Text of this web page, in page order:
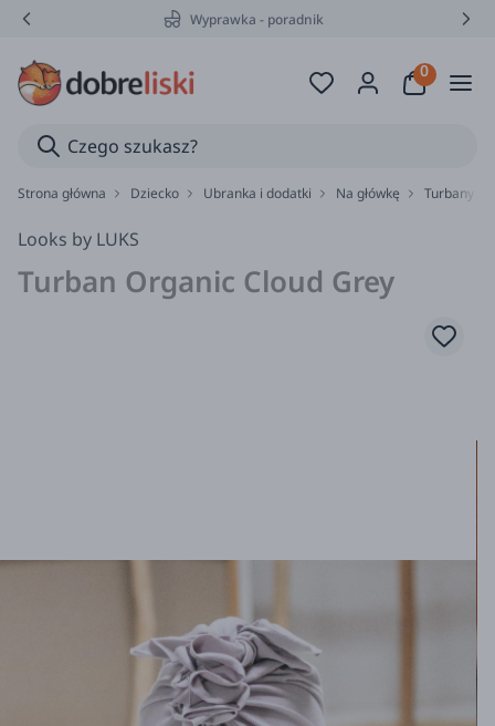
Wyprawka - poradnik
Strona główna Dziecko Ubranka i dodatki Na główkę Turbany
Looks by LUKS
Turban Organic Cloud Grey